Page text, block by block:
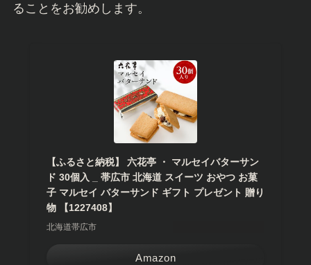
ることをお勧めします。
【ふるさと納税】 六花亭 ・ マルセイバターサン
ド 30個入 _ 帯広市 北海道 スイーツ おやつ お菓
子 マルセイ バターサンド ギフト プレゼント 贈り
物 【1227408】
北海道帯広市
Amazon